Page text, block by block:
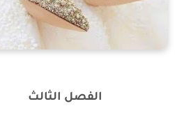
الفصل الثالث